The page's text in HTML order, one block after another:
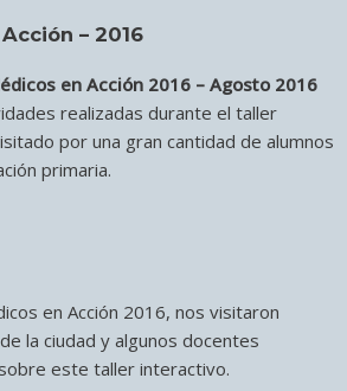
– 2016
en Acción 2016 – Agosto 2016
realizadas durante el taller
por una gran cantidad de alumnos
primaria.
en Acción 2016, nos visitaron
la ciudad y algunos docentes
este taller interactivo.